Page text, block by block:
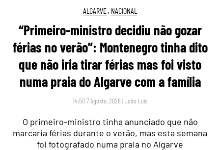
ALGARVE, NACIONAL
“Primeiro-ministro decidiu não gozar
férias no verão”: Montenegro tinha dito
que não iria tirar férias mas foi visto
numa praia do Algarve com a família
14:50 7 Agosto, 2026 |João Luís
O primeiro-ministro tinha anunciado que não
marcaria férias durante o verão, mas esta semana
foi fotografado numa praia no Algarve